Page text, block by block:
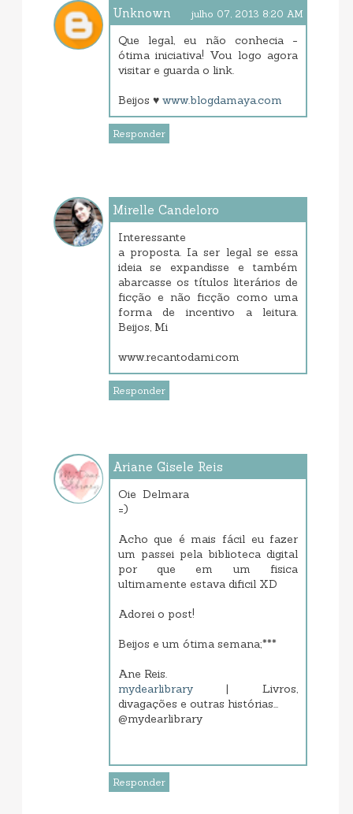
Unknown julho 07, 2013 8:20 AM
Que legal, eu não conhecia -
ótima iniciativa! Vou logo agora
visitar e guarda o link.
Beijos ♥ www.blogdamaya.com
Responder
Mirelle Candeloro
Interessante
a proposta. Ia ser legal se essa
ideia se expandisse e também
abarcasse os títulos literários de
ficção e não ficção como uma
forma de incentivo a leitura.
Beijos, Mi
www.recantodami.com
Responder
Ariane Gisele Reis
Oie Delmara
=)
Acho que é mais fácil eu fazer
um passei pela biblioteca digital
por que em um fisica
ultimamente estava dificil XD
Adorei o post!
Beijos e um ótima semana;***
Ane Reis.
mydearlibrary| Livros,
divagações e outras histórias...
@mydearlibrary
Responder